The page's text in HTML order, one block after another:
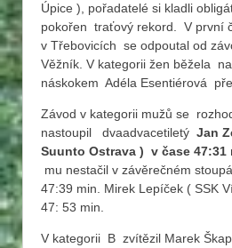
Úpice ), pořadatelé si kladli
pokořen traťový rekord. V první
v Třebovicích se odpoutal od
Věžník. V kategorii žen běžela
náskokem Adéla Esentiérová
Závod v kategorii mužů se
nastoupil dvaadvacetiletý Jan
Suunto Ostrava ) v čase 47:31
mu nestačil v závěrečném
47:39 min. Mirek Lepíček ( SSK
47: 53 min.
V kategorii B zvítězil Marek